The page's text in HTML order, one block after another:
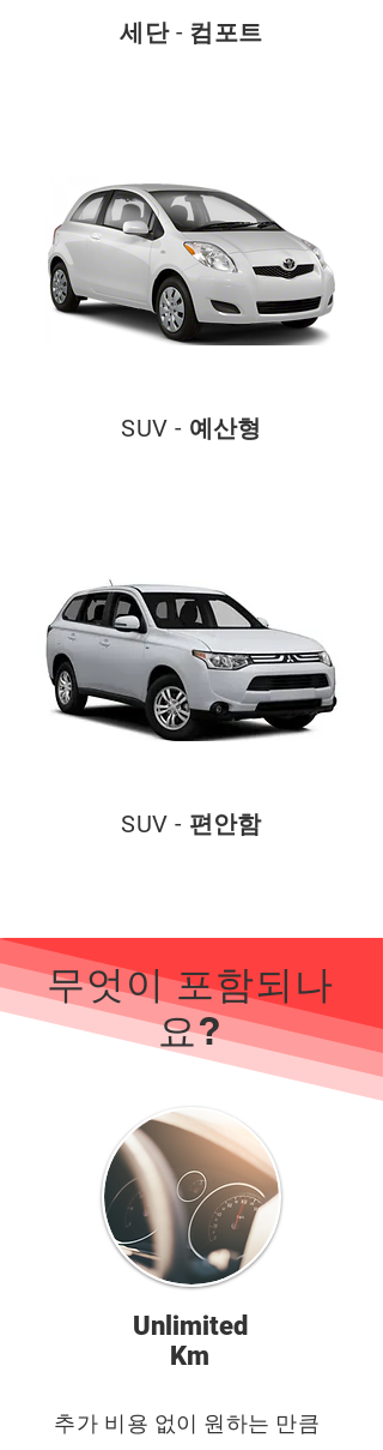
세단 - 컴포트
SUV - 예산형
SUV - 편안함
무엇이 포함되나
요?
Unlimited
Km
추가 비용 없이 원하는 만큼